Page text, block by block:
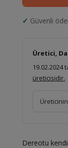
Güvenli
Üretici,
19.02.2024
üreticisidir.
Dereotu